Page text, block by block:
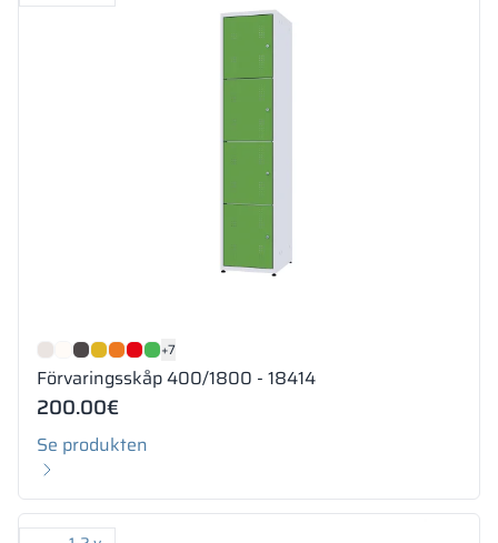
+7
Förvaringsskåp 400/1800 - 18414
200.00€
Se produkten